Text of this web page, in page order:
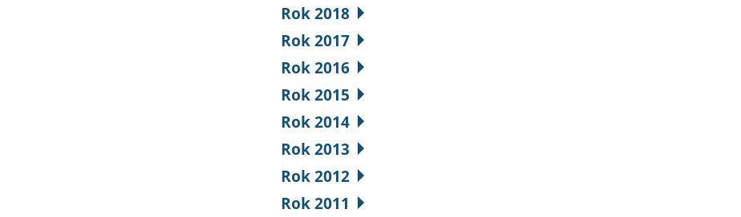
Rok 2018
Rok 2017
Rok 2016
Rok 2015
Rok 2014
Rok 2013
Rok 2012
Rok 2011